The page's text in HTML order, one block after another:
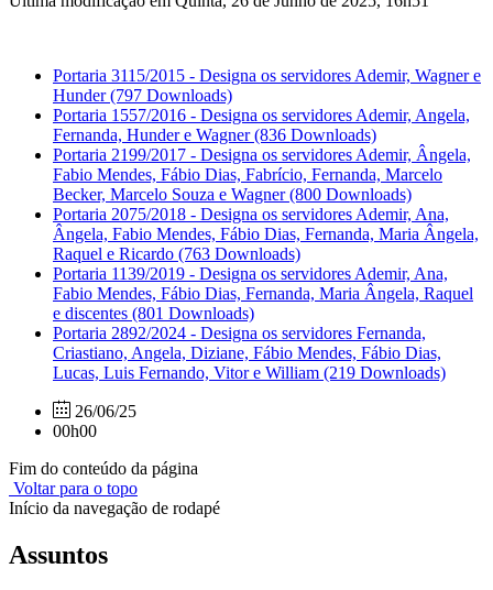
Portaria 3115/2015 - Designa os servidores Ademir, Wagner e
Hunder(797 Downloads)
Portaria 1557/2016 - Designa os servidores Ademir, Angela,
Fernanda, Hunder e Wagner(836 Downloads)
Portaria 2199/2017 - Designa os servidores Ademir, Ângela,
Fabio Mendes, Fábio Dias, Fabrício, Fernanda, Marcelo
Becker, Marcelo Souza e Wagner(800 Downloads)
Portaria 2075/2018 - Designa os servidores Ademir, Ana,
Ângela, Fabio Mendes, Fábio Dias, Fernanda, Maria Ângela,
Raquel e Ricardo (763 Downloads)
Portaria 1139/2019 - Designa os servidores Ademir, Ana,
Fabio Mendes, Fábio Dias, Fernanda, Maria Ângela, Raquel
e discentes (801 Downloads)
Portaria 2892/2024 - Designa os servidores Fernanda,
Criastiano, Angela, Diziane, Fábio Mendes, Fábio Dias,
Lucas, Luis Fernando, Vitor e William (219 Downloads)
26/06/25
00h00
Fim do conteúdo da página
Voltar para o topo
Início da navegação de rodapé
Assuntos